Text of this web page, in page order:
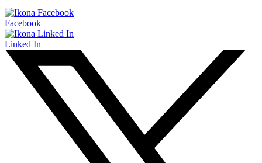
Facebook
Linked In